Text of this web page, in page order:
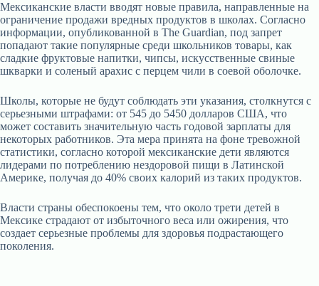
Мексиканские власти вводят новые правила, направленные на
ограничение продажи вредных продуктов в школах. Согласно
информации, опубликованной в The Guardian, под запрет
попадают такие популярные среди школьников товары, как
сладкие фруктовые напитки, чипсы, искусственные свиные
шкварки и соленый арахис с перцем чили в соевой оболочке.
Школы, которые не будут соблюдать эти указания, столкнутся с
серьезными штрафами: от 545 до 5450 долларов США, что
может составить значительную часть годовой зарплаты для
некоторых работников. Эта мера принята на фоне тревожной
статистики, согласно которой мексиканские дети являются
лидерами по потреблению нездоровой пищи в Латинской
Америке, получая до 40% своих калорий из таких продуктов.
Власти страны обеспокоены тем, что около трети детей в
Мексике страдают от избыточного веса или ожирения, что
создает серьезные проблемы для здоровья подрастающего
поколения.